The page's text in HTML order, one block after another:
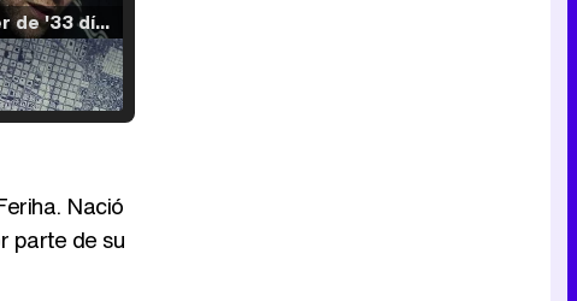
Tráiler de '33 días', la nueva serie de Atresplayer con Julián Villagrán y José Manuel Poga
Nació
parte de su